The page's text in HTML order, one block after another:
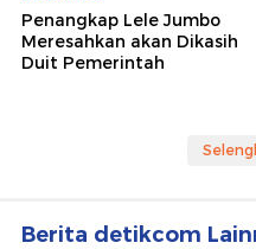
Penangkap Lele Jumbo
Meresahkan akan Dikasih
Duit Pemerintah
Berita detikcom